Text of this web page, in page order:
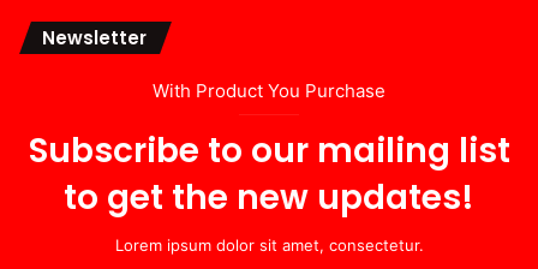
Newsletter
With Product You Purchase
Subscribe to our mailing list
to get the new updates!
Lorem ipsum dolor sit amet, consectetur.